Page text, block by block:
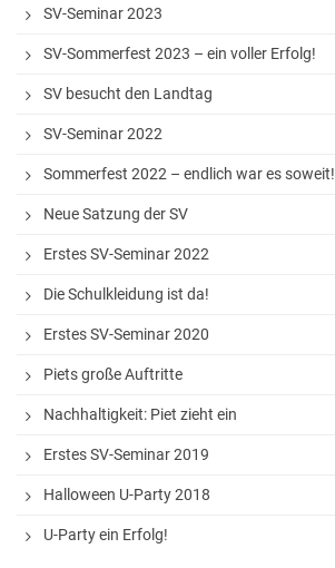
Ski-Freizeit
SV-Seminar 2023
SV-Sommerfest 2023 – ein voller Erfolg!
SV besucht den Landtag
SV-Seminar 2022
Sommerfest 2022 – endlich war es soweit!
Neue Satzung der SV
Erstes SV-Seminar 2022
Die Schulkleidung ist da!
Erstes SV-Seminar 2020
Piets große Auftritte
Nachhaltigkeit: Piet zieht ein
Erstes SV-Seminar 2019
Halloween U-Party 2018
U-Party ein Erfolg!